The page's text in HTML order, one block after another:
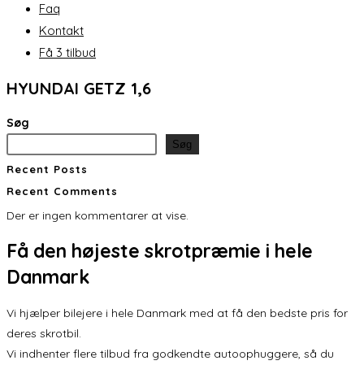
Faq
Kontakt
Få 3 tilbud
HYUNDAI GETZ 1,6
Søg
Søg
Recent Posts
Recent Comments
Der er ingen kommentarer at vise.
Få den højeste skrotpræmie i hele
Danmark
Vi hjælper bilejere i hele Danmark med at få den bedste pris for
deres skrotbil.
Vi indhenter flere tilbud fra godkendte autoophuggere, så du